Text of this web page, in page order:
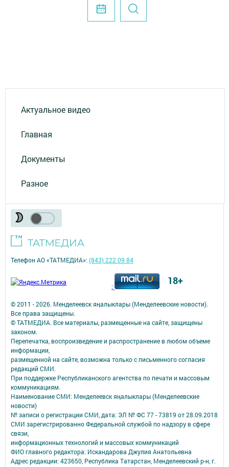
Актуальное видео
Главная
Документы
Разное
© 2011 - 2026. Менделеевск яӊалыклары (Менделеевские новости).
Все права защищены.
© ТАТМЕДИА. Все материалы, размещенные на сайте, защищены
законом.
Перепечатка, воспроизведение и распространение в любом объеме
информации,
размещенной на сайте, возможна только с письменного согласия
редакций СМИ.
При поддержке Республиканского агентства по печати и массовым
коммуникациям.
Наименование СМИ: Менделеевск яӊалыклары (Менделеевские
новости)
№ записи о регистрации СМИ, дата: ЭЛ № ФС 77 - 73819 от 28.09.2018
СМИ зарегистрированно Федеральной службой по надзору в сфере
связи,
информационных технологий и массовых коммуникаций
ФИО главного редактора: Искандарова Джулия Анатольевна
Адрес редакции: 423650, Республика Татарстан, Менделеевский р-н, г.
Телефон АО «ТАТМЕДИА»:(843) 222 09 84
; 18+